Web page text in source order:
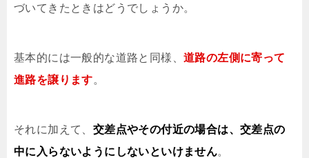
づいてきたときはどうでしょうか。
基本的には一般的な道路と同様、 道路の左側に寄って
進路を譲ります。
それに加えて、 交差点やその付近の場合は、交差点の
中に入らないようにしないといけません。